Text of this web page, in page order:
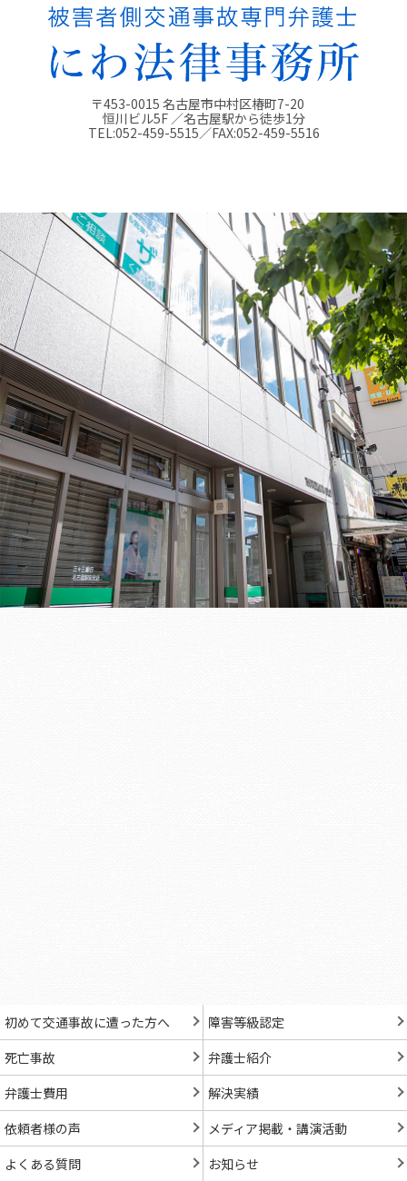
〒453-0015 名古屋市中村区椿町7-20
恒川ビル5F ／名古屋駅から徒歩1分
TEL:052-459-5515／FAX:052-459-5516
初めて交通事故に遭った方へ
障害等級認定
死亡事故
弁護士紹介
弁護士費用
解決実績
依頼者様の声
メディア掲載・講演活動
よくある質問
お知らせ